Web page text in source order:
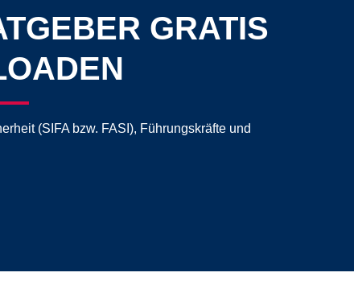
GRATIS
(SIFA bzw. FASI), Führungskräfte und